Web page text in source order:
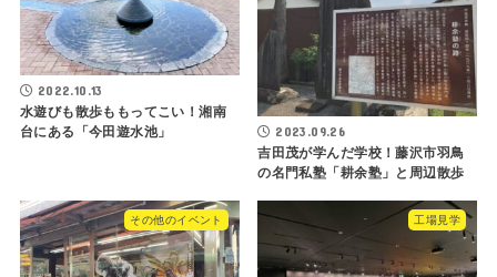
2022.10.13
水遊びも散歩ももってこい！湘南
台にある「今田遊水池」
2023.09.26
吉田茂が学んだ学校！藤沢市羽鳥
の名門私塾「耕余塾」と周辺散歩
その他のイベント 工場見学